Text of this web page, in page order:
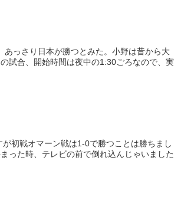
っさり日本が勝つとみた。小野は昔から大
初戦オマーン戦は1-0で勝つことは勝ちまし